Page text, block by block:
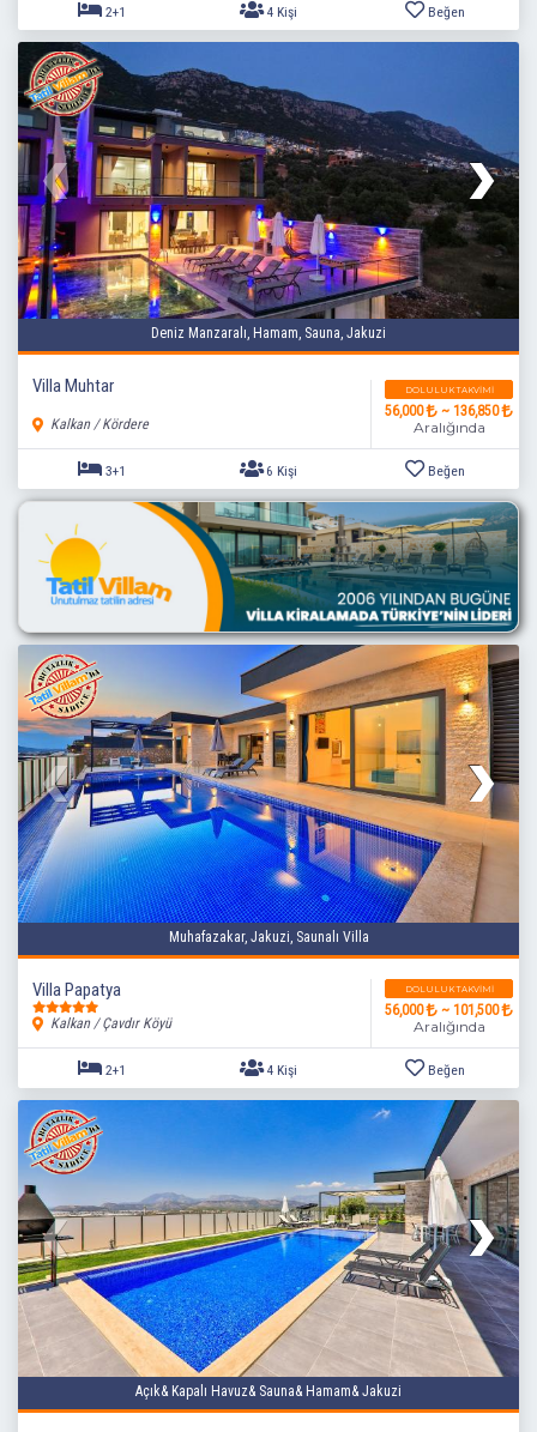
Deniz Manzaralı, Hamam, Sauna, Jakuzi
Villa Muhtar
Kalkan / Kördere
DOLULUK TAKVIMI
56,000 ~ 136,850
Aralığında
3+1 6 Kişi Beğen
Muhafazakar, Jakuzi, Saunalı Villa
Villa Papatya
Kalkan / Çavdır Köyü
DOLULUK TAKVIMI
56,000 ~ 101,500
Aralığında
Açık& Kapalı Havuz& Sauna& Hamam& Jakuzi